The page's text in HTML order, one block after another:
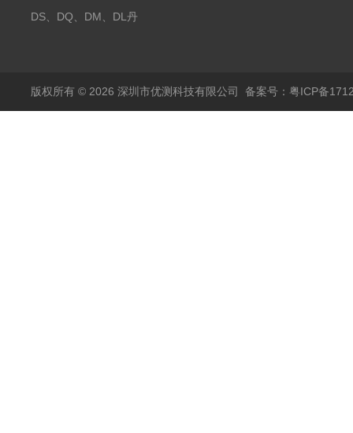
Danisense高精度电流
DS、DQ、DM、DL丹
版权所有 © 2026 深圳市优测科技有限公司 备案号：粤ICP备